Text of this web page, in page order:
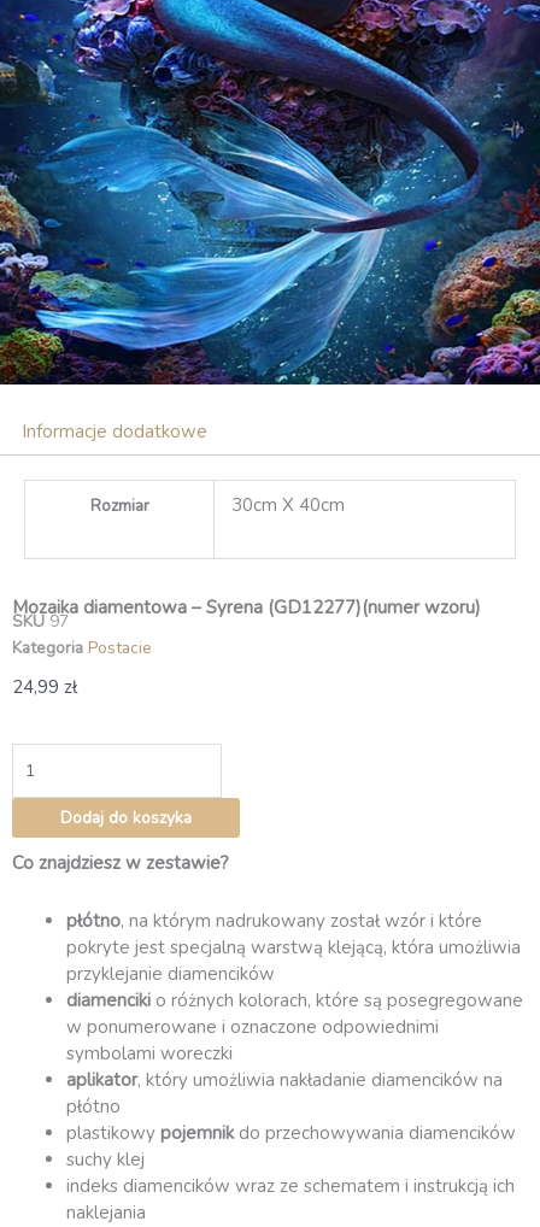
Informacje dodatkowe
Rozmiar 30cm X 40cm
Mozaika diamentowa – Syrena (GD12277)(numer wzoru)
SKU 97
Kategoria Postacie
24,99 zł
Mozaika
diamentowa
–
Syrena
Dodaj do koszyka
Co znajdziesz w zestawie?
płótno, na którym nadrukowany został wzór i które
pokryte jest specjalną warstwą klejącą, która umożliwia
przyklejanie diamencików
diamenciki o różnych kolorach, które są posegregowane
w ponumerowane i oznaczone odpowiednimi
symbolami woreczki
aplikator, który umożliwia nakładanie diamencików na
płótno
plastikowy pojemnik do przechowywania diamencików
suchy klej
indeks diamencików wraz ze schematem i instrukcją ich
naklejania